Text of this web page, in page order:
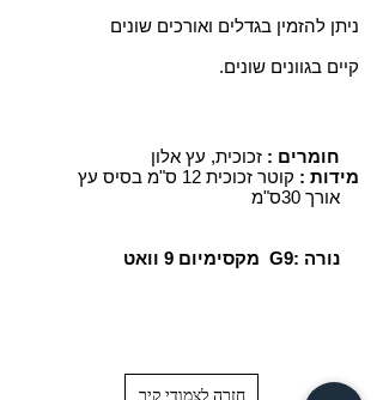
ניתן להזמין בגדלים ואורכים שונים
קיים בגוונים שונים.
חומרים :
מידות :
קוטר זכוכית 12 ס"מ בסיס עץ
חזרה לצמודי קיר